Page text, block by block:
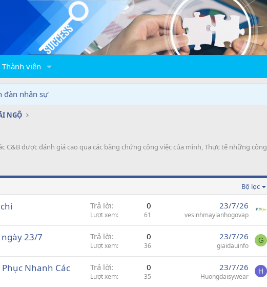
Thành viên
đàn nhân sự
NGỘ
C&B được đánh giá cao qua các bằng chứng công việc của mình, Thực tế những
Bộ lọc
Trả lời 0
Lượt xem 61
23/7/26
vesinhmaylanhogovap
ngày 23/7 Trả lời 0
Lượt xem 36
23/7/26
giaidauinfo
G
Phục Nhanh Các
Trả lời 0
Lượt xem 35
23/7/26
Huongdaisywear
H